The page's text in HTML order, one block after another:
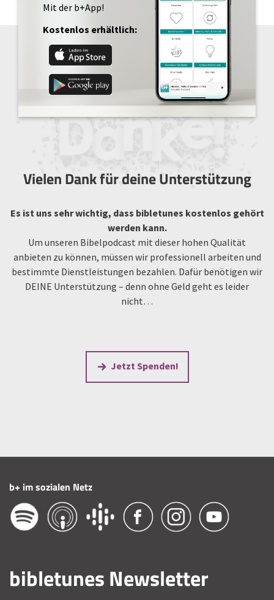
Mit der b+App!
Kostenlos erhältlich:
Vielen Dank für deine Unterstützung
Es ist uns sehr wichtig, dass bibletunes kostenlos gehört
werden kann.
Um unseren Bibelpodcast mit dieser hohen Qualität
anbieten zu können, müssen wir professionell arbeiten und
bestimmte Dienstleistungen bezahlen. Dafür benötigen wir
DEINE Unterstützung – denn ohne Geld geht es leider
nicht…
Jetzt Spenden!
b+ im sozialen Netz
bibletunes Newsletter